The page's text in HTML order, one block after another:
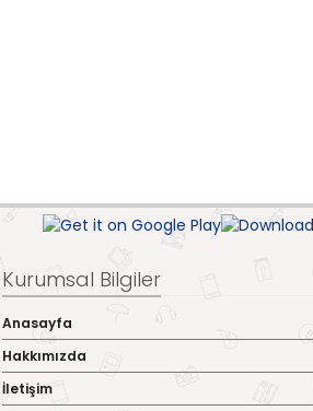
Kurumsal Bilgiler
Anasayfa
Hakkımızda
İletişim